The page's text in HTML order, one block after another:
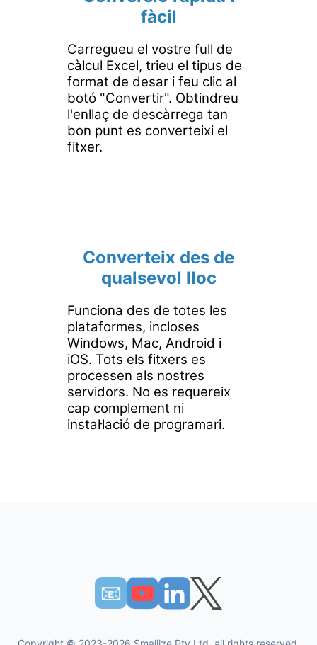
fàcil
Carregueu el vostre full de
càlcul Excel, trieu el tipus de
format de desar i feu clic al
botó "Convertir". Obtindreu
l'enllaç de descàrrega tan
bon punt es converteixi el
fitxer.
Converteix des de
qualsevol lloc
Funciona des de totes les
plataformes, incloses
Windows, Mac, Android i
iOS. Tots els fitxers es
processen als nostres
servidors. No es requereix
cap complement ni
instal·lació de programari.
📧︎